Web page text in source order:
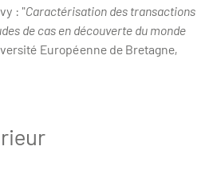
: "Caractérisation des transactions
de cas en découverte du monde
Européenne de Bretagne,